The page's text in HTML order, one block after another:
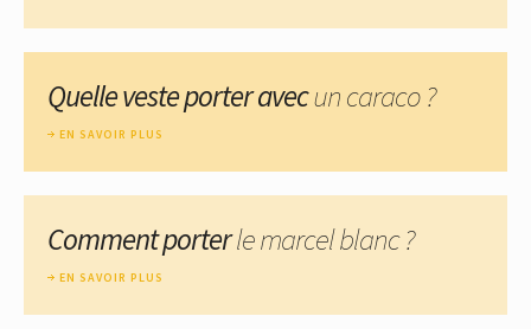
Quelle veste porter avecun caraco ?
EN SAVOIR PLUS
Comment porterle marcel blanc ?
EN SAVOIR PLUS